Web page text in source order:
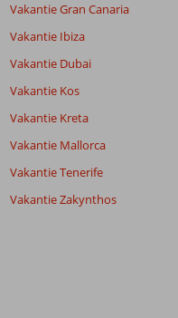
Kindvriendelijk 9,0
Wifi kwaliteit
Filter reisgezelschap
Alle
Vakantie Gran Canaria
Vakantie Ibiza
Vakantie Dubai
Vakantie Kos
Vakantie Kreta
Vakantie Mallorca
Vakantie Tenerife
Vakantie Zakynthos